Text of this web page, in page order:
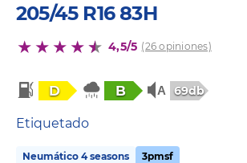
205/45 R16 83H
4,5/5 (26 opiniones)
D B 69db
Etiquetado
Neumático 4 seasons 3pmsf